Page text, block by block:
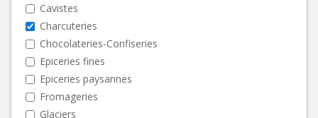
Cavistes
Charcuteries
Chocolateries-Confiseries
Epiceries fines
Epiceries paysannes
Fromageries
Glaciers